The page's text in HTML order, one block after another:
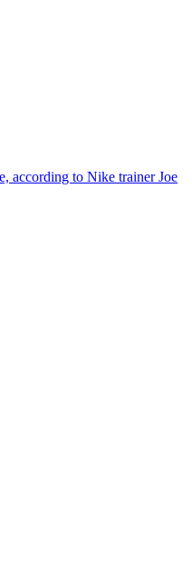
according to Nike trainer Joe